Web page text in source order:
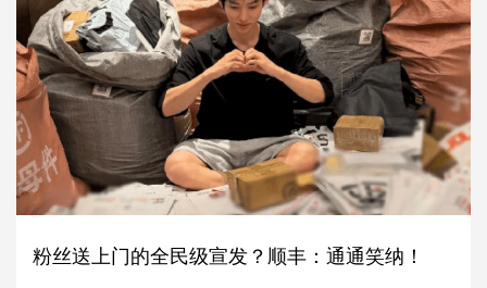
粉丝送上门的全民级宣发？顺丰：通通笑纳！